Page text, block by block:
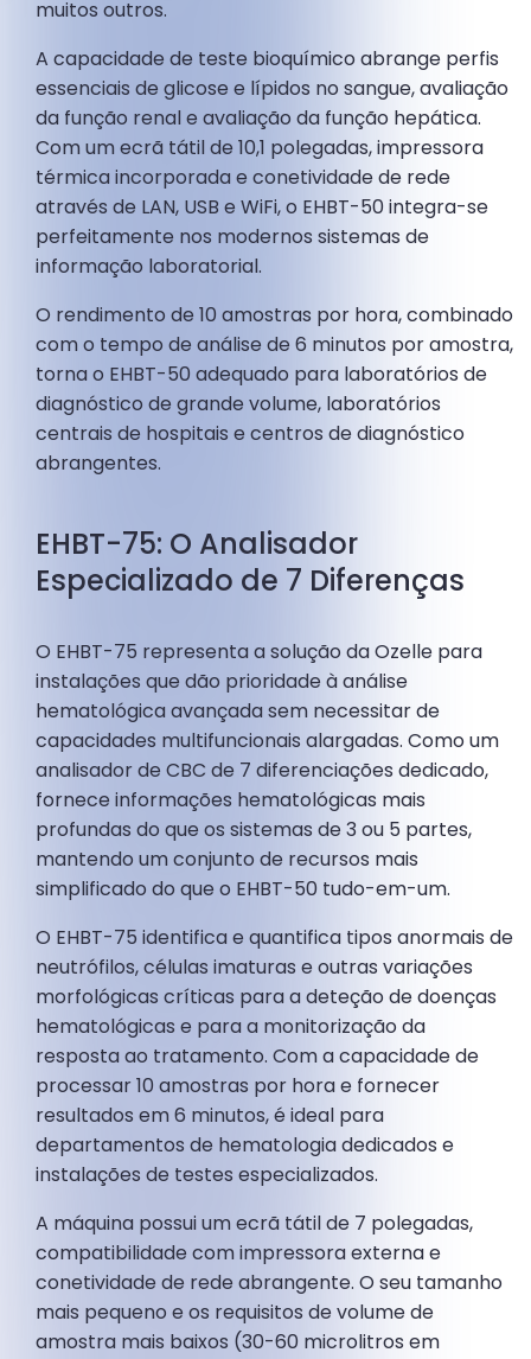
muitos outros.
A capacidade de teste bioquímico abrange perfis
essenciais de glicose e lípidos no sangue, avaliação
da função renal e avaliação da função hepática.
Com um ecrã tátil de 10,1 polegadas, impressora
térmica incorporada e conetividade de rede
através de LAN, USB e WiFi, o EHBT-50 integra-se
perfeitamente nos modernos sistemas de
informação laboratorial.
O rendimento de 10 amostras por hora, combinado
com o tempo de análise de 6 minutos por amostra,
torna o EHBT-50 adequado para laboratórios de
diagnóstico de grande volume, laboratórios
centrais de hospitais e centros de diagnóstico
abrangentes.
EHBT-75: O Analisador
Especializado de 7 Diferenças
O EHBT-75 representa a solução da Ozelle para
instalações que dão prioridade à análise
hematológica avançada sem necessitar de
capacidades multifuncionais alargadas. Como um
analisador de CBC de 7 diferenciações dedicado,
fornece informações hematológicas mais
profundas do que os sistemas de 3 ou 5 partes,
mantendo um conjunto de recursos mais
simplificado do que o EHBT-50 tudo-em-um.
O EHBT-75 identifica e quantifica tipos anormais de
neutrófilos, células imaturas e outras variações
morfológicas críticas para a deteção de doenças
hematológicas e para a monitorização da
resposta ao tratamento. Com a capacidade de
processar 10 amostras por hora e fornecer
resultados em 6 minutos, é ideal para
departamentos de hematologia dedicados e
instalações de testes especializados.
A máquina possui um ecrã tátil de 7 polegadas,
compatibilidade com impressora externa e
conetividade de rede abrangente. O seu tamanho
mais pequeno e os requisitos de volume de
amostra mais baixos (30-60 microlitros em